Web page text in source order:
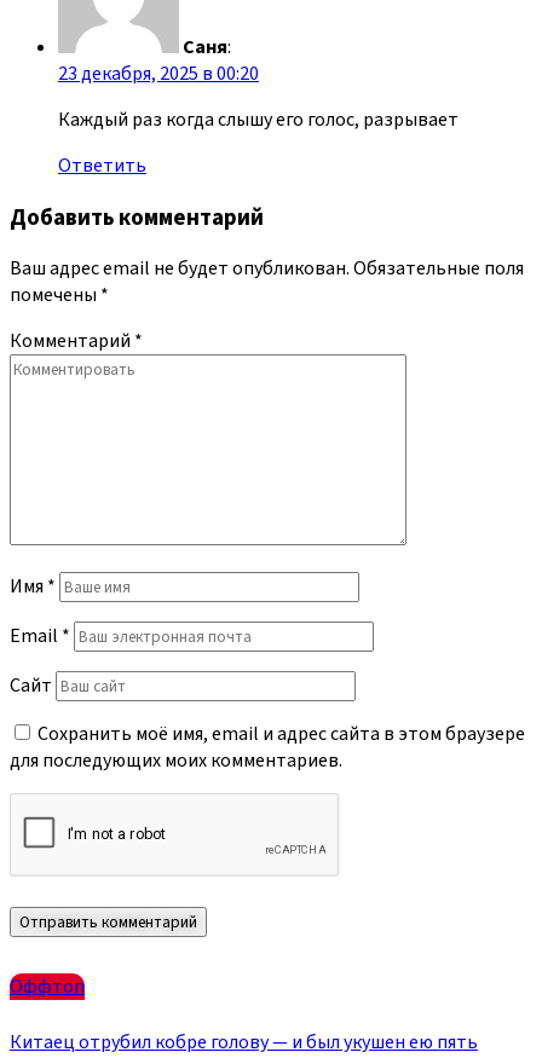
Саня:
23 декабря, 2025 в 00:20
Каждый раз когда слышу его голос, разрывает
Ответить
Добавить комментарий
Ваш адрес email не будет опубликован.Обязательные поля
помечены *
Комментарий *
Имя *
Email *
Сайт
Сохранить моё имя, email и адрес сайта в этом браузере
для последующих моих комментариев.
Оффтоп
Китаец отрубил кобре голову — и был укушен ею пять